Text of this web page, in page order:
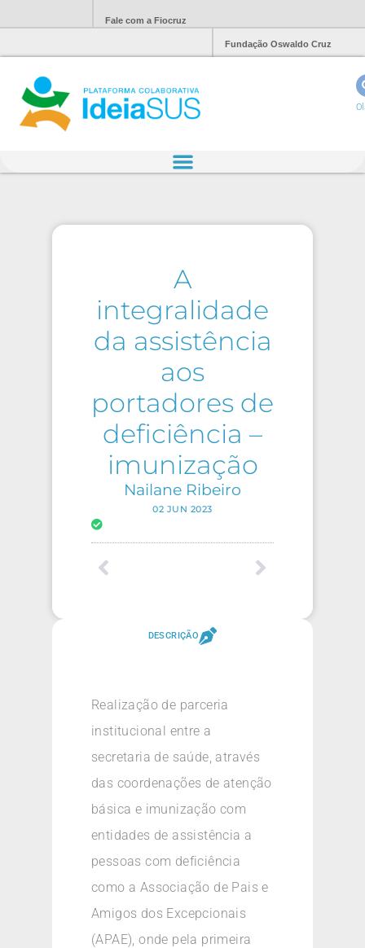
Fale com a Fiocruz
Fundação Oswaldo Cruz
A
integralidade
da assistência
aos
portadores de
deficiência –
imunização
Nailane Ribeiro
02 JUN 2023
DESCRIÇÃO
Realização de parceria
institucional entre a
secretaria de saúde, através
das coordenações de atenção
básica e imunização com
entidades de assistência a
pessoas com deficiência
como a Associação de Pais e
Amigos dos Excepcionais
(APAE), onde pela primeira